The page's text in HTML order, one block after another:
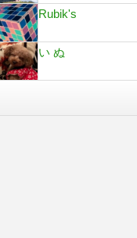
Rubik's
い ぬ